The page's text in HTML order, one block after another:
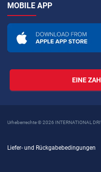
MOBILE APP
EINE
Urheberrechte © 2026 INTERNATIONAL
Liefer- und Rückgabebedingungen